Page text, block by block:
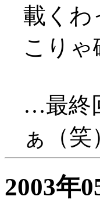
載くわ
こり
…最終
ぁ（笑
2003年